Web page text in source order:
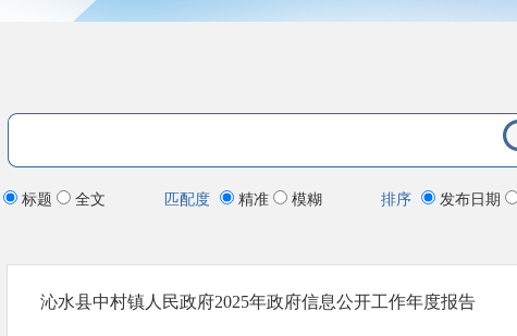
标题 全文 匹配度 精准 模糊 排序 发布日期
沁水县中村镇人民政府2025年政府信息公开工作年度报告